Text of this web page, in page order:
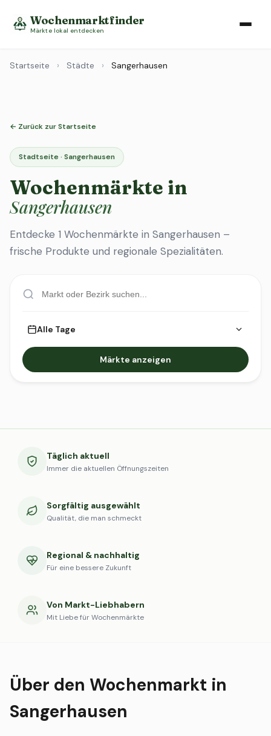
Wochenmarktfinder
Märkte lokal entdecken
Startseite › Städte › Sangerhausen
← Zurück zur Startseite
Stadtseite · Sangerhausen
Wochenmärkte in
Sangerhausen
Entdecke 1 Wochenmärkte in Sangerhausen –
frische Produkte und regionale Spezialitäten.
Alle Tage
Märkte anzeigen
Täglich aktuell
Immer die aktuellen Öffnungszeiten
Sorgfältig ausgewählt
Qualität, die man schmeckt
Regional & nachhaltig
Für eine bessere Zukunft
Von Markt-Liebhabern
Mit Liebe für Wochenmärkte
Über den Wochenmarkt in
Sangerhausen